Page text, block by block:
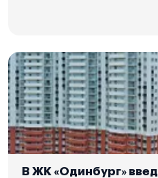
В ЖК «Одинбург»